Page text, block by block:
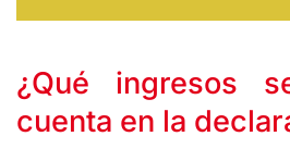
¿Qué ingresos
cuenta en la